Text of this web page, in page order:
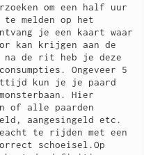
om een half uur
melden op het
je een kaart waar
kan krijgen aan de
na de rit heb je deze
Ongeveer 5
kun je je paard
Hier
of alle paarden
aangesingeld etc.
te rijden met een
schoeisel.Op